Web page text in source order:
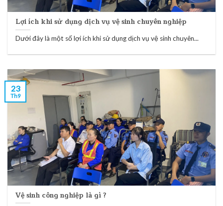
Lợi ích khi sử dụng dịch vụ vệ sinh chuyên nghiệp
Dưới đây là một số lợi ích khi sử dụng dịch vụ vệ sinh chuyên...
Vệ sinh công nghiệp là gì ?
23
Th9